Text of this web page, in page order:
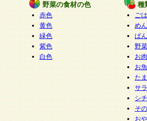
野菜の食材の色
赤色
黄色
緑色
紫色
白色
種
ご
めん
ぱん
野
お
お
た
サ
シ
そ
お